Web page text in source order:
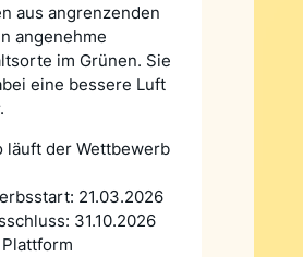
aus angrenzenden
angenehme
im Grünen. Sie
eine bessere Luft
läuft der Wettbewerb
21.03.2026
31.10.2026